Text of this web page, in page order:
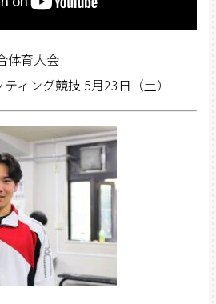
体育大会
ィング競技 5月23日（土）